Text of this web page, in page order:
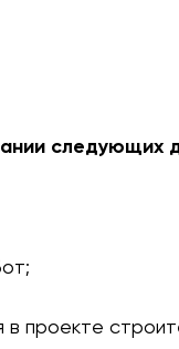
следующих
проекте